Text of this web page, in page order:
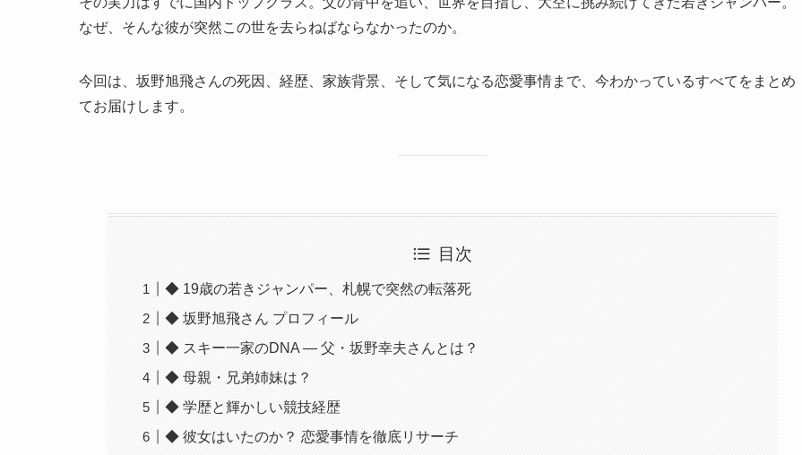
なぜ、そんな彼が突然この世を去らねばならなかったのか。
今回は、坂野旭飛さんの死因、経歴、家族背景、そして気になる恋愛事情まで、今わかっているすべてをまとめ
てお届けします。
目次
◆ 19歳の若きジャンパー、札幌で突然の転落死
◆ 坂野旭飛さん プロフィール
◆ スキー一家のDNA ― 父・坂野幸夫さんとは？
◆ 母親・兄弟姉妹は？
◆ 学歴と輝かしい競技経歴
◆ 彼女はいたのか？ 恋愛事情を徹底リサーチ